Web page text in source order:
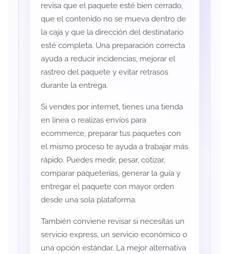
revisa que el paquete esté bien cerrado,
que el contenido no se mueva dentro de
la caja y que la dirección del destinatario
esté completa. Una preparación correcta
ayuda a reducir incidencias, mejorar el
rastreo del paquete y evitar retrasos
durante la entrega.
Si vendes por internet, tienes una tienda
en línea o realizas envíos para
ecommerce, preparar tus paquetes con
el mismo proceso te ayuda a trabajar más
rápido. Puedes medir, pesar, cotizar,
comparar paqueterías, generar la guía y
entregar el paquete con mayor orden
desde una sola plataforma.
También conviene revisar si necesitas un
servicio express, un servicio económico o
una opción estándar. La mejor alternativa